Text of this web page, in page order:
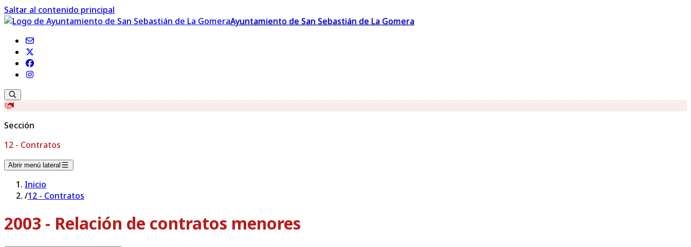
Saltar al contenido principal
Ayuntamiento de San Sebastián de La Gomera
Sección
12 - Contratos
Abrir menú lateral
Inicio
/12 - Contratos
2003 - Relación de contratos menores